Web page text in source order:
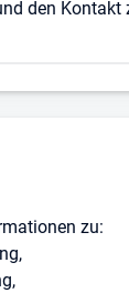
den Kontakt
zu: